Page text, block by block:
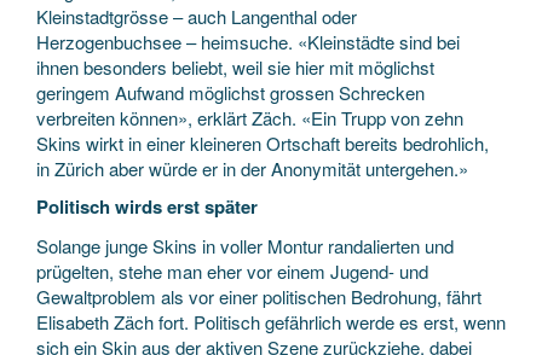
Kleinstadtgrösse – auch Langenthal oder
Herzogenbuchsee – heimsuche. «Kleinstädte sind bei
ihnen besonders beliebt, weil sie hier mit möglichst
geringem Aufwand möglichst grossen Schrecken
verbreiten können», erklärt Zäch. «Ein Trupp von zehn
Skins wirkt in einer kleineren Ortschaft bereits bedrohlich,
in Zürich aber würde er in der Anonymität untergehen.»
Politisch wirds erst später
Solange junge Skins in voller Montur randalierten und
prügelten, stehe man eher vor einem Jugend- und
Gewaltproblem als vor einer politischen Bedrohung, fährt
Elisabeth Zäch fort. Politisch gefährlich werde es erst, wenn
sich ein Skin aus der aktiven Szene zurückziehe, dabei